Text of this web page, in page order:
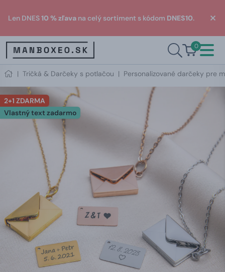
Len DNES10 % zľava na celý sortiment s kódom DNES10.
0
| Tričká & Darčeky s potlačou | Personalizované darčeky pre
2+1 ZDARMA
Vlastný text zadarmo